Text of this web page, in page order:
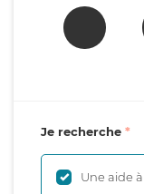
Je recherche
Une aide